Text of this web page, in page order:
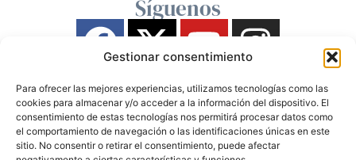
Gestionar consentimiento
Para ofrecer las mejores experiencias, utilizamos tecnologías como las
cookies para almacenar y/o acceder a la información del dispositivo. El
consentimiento de estas tecnologías nos permitirá procesar datos como
el comportamiento de navegación o las identificaciones únicas en este
sitio. No consentir o retirar el consentimiento, puede afectar
Síguenos